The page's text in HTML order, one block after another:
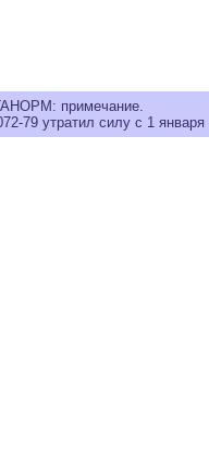
примечание.
79 утратил силу с 1